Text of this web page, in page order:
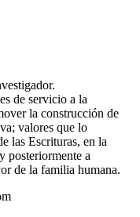
de servicio a la
la construcción de
valores que lo
las Escrituras, en la
posteriormente a
de la familia humana.